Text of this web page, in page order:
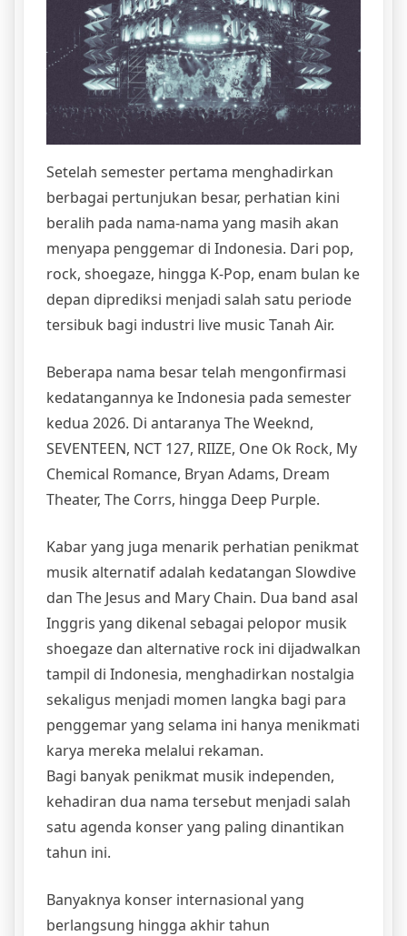
Setelah semester pertama menghadirkan
berbagai pertunjukan besar, perhatian kini
beralih pada nama-nama yang masih akan
menyapa penggemar di Indonesia. Dari pop,
rock, shoegaze, hingga K-Pop, enam bulan ke
depan diprediksi menjadi salah satu periode
tersibuk bagi industri live music Tanah Air.
Beberapa nama besar telah mengonfirmasi
kedatangannya ke Indonesia pada semester
kedua 2026. Di antaranya The Weeknd,
SEVENTEEN, NCT 127, RIIZE, One Ok Rock, My
Chemical Romance, Bryan Adams, Dream
Theater, The Corrs, hingga Deep Purple.
Kabar yang juga menarik perhatian penikmat
musik alternatif adalah kedatangan Slowdive
dan The Jesus and Mary Chain. Dua band asal
Inggris yang dikenal sebagai pelopor musik
shoegaze dan alternative rock ini dijadwalkan
tampil di Indonesia, menghadirkan nostalgia
sekaligus menjadi momen langka bagi para
penggemar yang selama ini hanya menikmati
karya mereka melalui rekaman.
Bagi banyak penikmat musik independen,
kehadiran dua nama tersebut menjadi salah
satu agenda konser yang paling dinantikan
tahun ini.
Banyaknya konser internasional yang
berlangsung hingga akhir tahun